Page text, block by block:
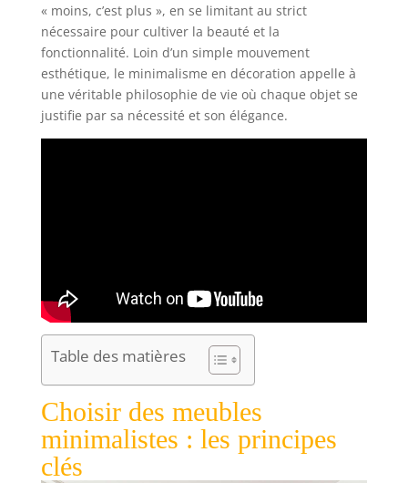
« moins, c’est plus », en se limitant au strict
nécessaire pour cultiver la beauté et la
fonctionnalité. Loin d’un simple mouvement
esthétique, le minimalisme en décoration appelle à
une véritable philosophie de vie où chaque objet se
justifie par sa nécessité et son élégance.
Table des matières
Choisir des meubles
minimalistes : les principes
clés